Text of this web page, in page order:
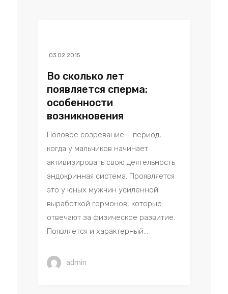
03.02.2015
Во сколько лет
появляется сперма:
особенности
возникновения
Половое созревание – период,
когда у мальчиков начинает
активизировать свою деятельность
эндокринная система. Проявляется
это у юных мужчин усиленной
выработкой гормонов, которые
отвечают за физическое развитие.
Появляется и характерный...
admin